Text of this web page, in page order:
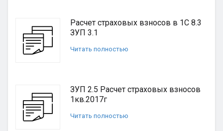
Расчет страховых взносов в 1С 8.3
ЗУП 3.1
Читать полностью
ЗУП 2.5 Расчет страховых взносов
1кв.2017г
Читать полностью